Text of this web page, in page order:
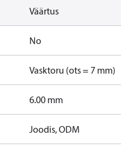
Väärtus
No
Vasktoru (ots = 7 mm)
6.00 mm
Joodis, ODM